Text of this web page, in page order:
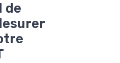
de